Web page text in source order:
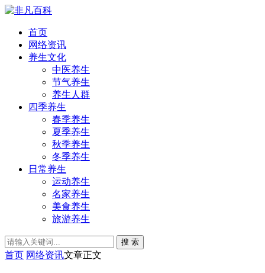
首页
网络资讯
养生文化
中医养生
节气养生
养生人群
四季养生
春季养生
夏季养生
秋季养生
冬季养生
日常养生
运动养生
名家养生
美食养生
旅游养生
搜 索
首页 网络资讯文章正文